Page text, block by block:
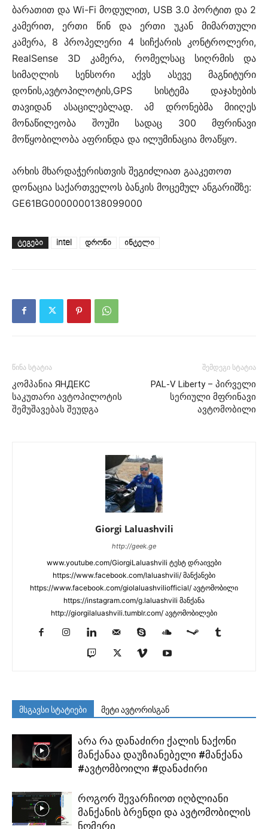
ბარათით და Wi-Fi მოდულით, USB 3.0 პორტით და 2
კამერით, ერთი წინ და ერთი უკან მიმართული
კამერა, 8 პროპელერი 4 სიჩქარის კონტროლერი,
RealSense 3D კამერა, რომელსაც სიღრმის და
სიმაღლის სენსორი აქვს ასევე მაგნიტური
დონის,ავტოპილოტის,GPS სისტემა დაჯახების
თავიდან ასაცილებლად. ამ დრონებმა მიიღეს
მონაწილეობა შოუში სადაც 300 მფრინავი
მოწყობილობა აფრინდა და ილუმინაცია მოაწყო.
არხის მხარდაჭერისთვის შეგიძლიათ გააკეთოთ
დონაცია საქართველოს ბანკის მოცემულ ანგარიშზე:
GE61BG0000000138099000
ᲢᲔᲒᲔᲑᲘ intel დრონი ინტელი
წინა სტატია
კომპანია ЯНДЕКС
საკუთარი ავტოპილოტის
შემუშავებას შეუდგა
შემდეგი სტატია
PAL-V Liberty – პირველი
სერიული მფრინავი
ავტომობილი
Giorgi Laluashvili
http://geek.ge
www.youtube.com/GiorgiLaluashvili ტესტ დრაივები
https://www.facebook.com/laluashvili/ მანქანები
https://www.facebook.com/giolaluashviliofficial/ ავტომობილი
https://instagram.com/g.laluashvili მანქანა
http://giorgilaluashvili.tumblr.com/ ავტომობილები
მსგავსი სტატიები მეტი ავტორისგან
არა რა დანაძირი ქალის ნაქონი
მანქანაა დაუზიანებელი #მანქანა
#ავტომბოილი #დანაძირი
როგორ შევარჩიოთ იღბლიანი
მანქანის ბრენდი და ავტომობილის
ნომერი